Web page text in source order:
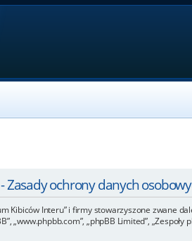
ochrony danych
Kibiców Interu” i firmy stowarzyszone zwane
„www.phpbb.com”, „phpBB Limited”,